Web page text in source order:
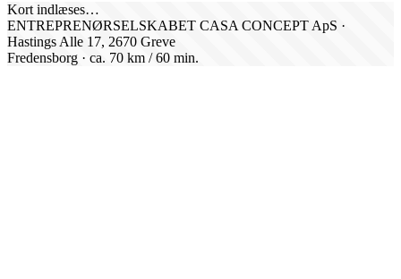
Kort indlæses…
ENTREPRENØRSELSKABET CASA CONCEPT ApS ·
Hastings Alle 17, 2670 Greve
Fredensborg · ca. 70 km /60 min.